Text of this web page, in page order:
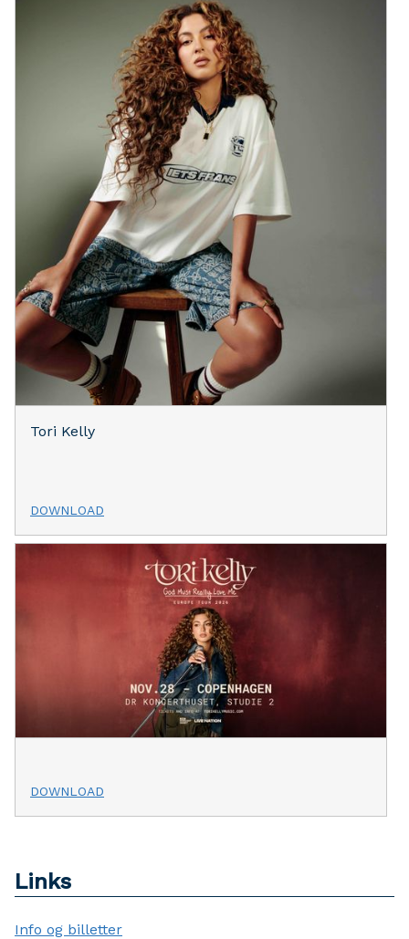
Tori Kelly
DOWNLOAD
DOWNLOAD
Links
Info og billetter